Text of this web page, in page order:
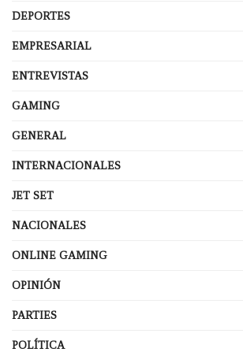
DEPORTES
EMPRESARIAL
ENTREVISTAS
GAMING
GENERAL
INTERNACIONALES
JET SET
NACIONALES
ONLINE GAMING
OPINIÓN
PARTIES
POLÍTICA